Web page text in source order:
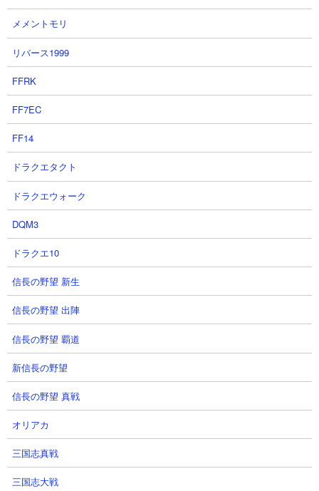
６．蒼き本能の秘境 ミズマリリンやメラバーニン
グを使った攻略
【出撃メンバー】
【攻略概要】
「siku yoro 一周年」さんの攻略動画です。編成は大狂乱モヒ、ゴ
ーニング、トゲラン、8号機。どんな編成にしろ、ピクシーズが2
種含まれている時点でこのステージは安泰と言ってもいいかもし
れませんね。
メメントモリ
リバース1999
FFRK
FF7EC
FF14
ドラクエタクト
ドラクエウォーク
DQM3
ドラクエ10
信長の野望 新生
信長の野望 出陣
信長の野望 覇道
新信長の野望
信長の野望 真戦
オリアカ
三国志真戦
三国志大戦